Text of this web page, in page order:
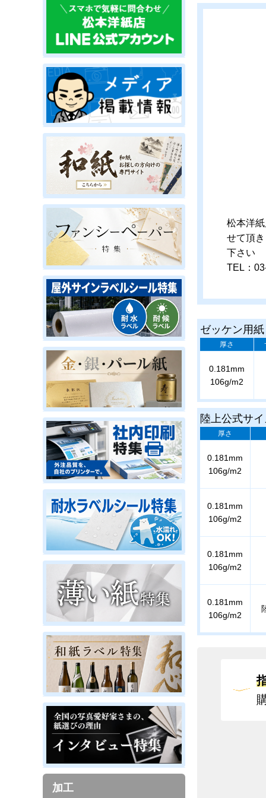
加工
松本洋
せて頂
下さい
TEL：
ゼッケン用
厚さ
0.181mm
106g/m2
陸上公式サ
厚さ
0.181mm
106g/m2
0.181mm
106g/m2
0.181mm
106g/m2
0.181mm
106g/m2